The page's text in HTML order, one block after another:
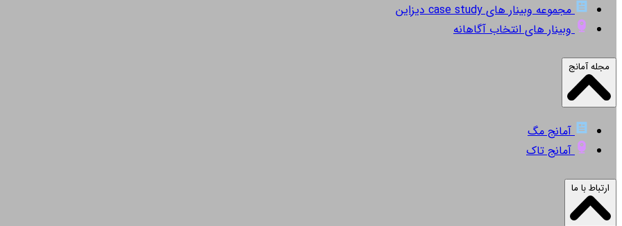
مجموعه وبینار های case study دیزاین
وبینار های انتخاب آگاهانه
مجله آمانج
آمانج مگ
آمانج تاک
ارتباط با ما